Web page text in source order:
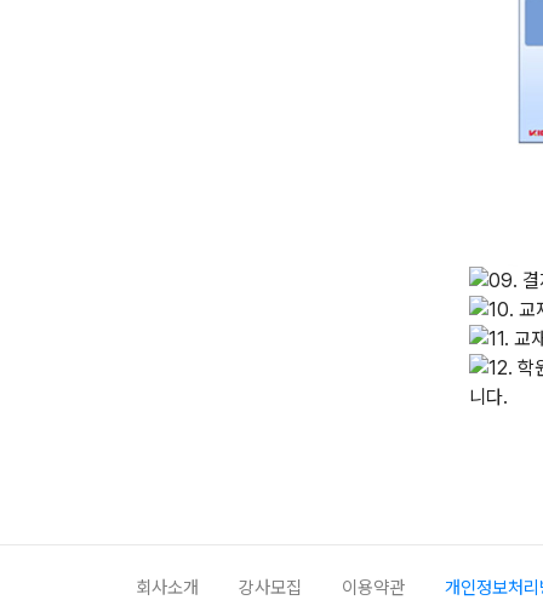
회사소개 강사모집 이용약관 개인정보처